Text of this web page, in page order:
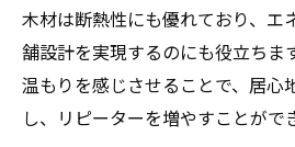
木材は断熱性にも優れており、エ
舗設計を実現するのにも役立ちま
温もりを感じさせることで、居心
し、リピーターを増やすことがで